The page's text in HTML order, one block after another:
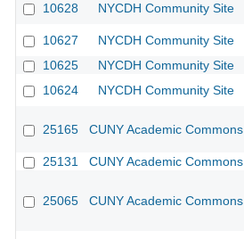
10628 NYCDH Community Site
10627
NYCDH Community Site
10625
NYCDH Community Site
10624
NYCDH Community Site
25165 CUNY Academic Commons
25131 CUNY Academic Commons
25065 CUNY Academic Commons